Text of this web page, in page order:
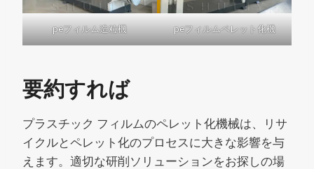
peフィルム造粒機 peフィルムペレット化機
要約すれば
プラスチック フィルムのペレット化機械は、リサ
イクルとペレット化のプロセスに大きな影響を与
えます。適切な研削ソリューションをお探しの場